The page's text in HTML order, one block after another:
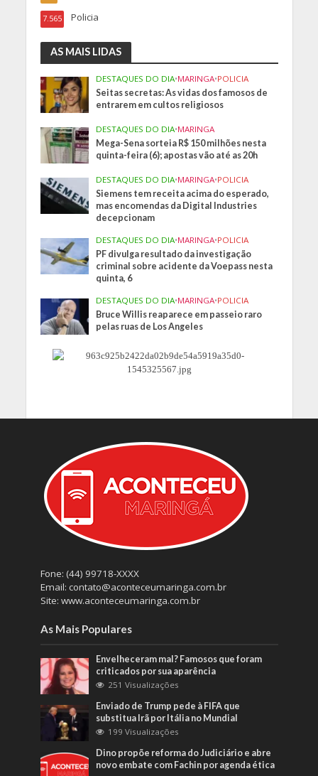
Policia
7.565
AS MAIS LIDAS
DESTAQUES DO DIA•MARINGA•POLICIA
Seitas secretas: As vidas dos famosos de
entrarem em cultos religiosos
DESTAQUES DO DIA•MARINGA
Mega-Sena sorteia R$ 150 milhões nesta
quinta-feira (6); apostas vão até as 20h
DESTAQUES DO DIA•MARINGA•POLICIA
Siemens tem receita acima do esperado,
mas encomendas da Digital Industries
decepcionam
DESTAQUES DO DIA•MARINGA•POLICIA
PF divulga resultado da investigação
criminal sobre acidente da Voepass nesta
quinta, 6
DESTAQUES DO DIA•MARINGA•POLICIA
Bruce Willis reaparece em passeio raro
pelas ruas de Los Angeles
Fone: (44) 99718-XXXX
Email: contato@aconteceumaringa.com.br
Site: www.aconteceumaringa.com.br
As Mais Populares
Envelheceram mal? Famosos que foram
criticados por sua aparência
251 Visualizações
Enviado de Trump pede à FIFA que
substitua Irã por Itália no Mundial
199 Visualizações
Dino propõe reforma do Judiciário e abre
novo embate com Fachin por agenda ética